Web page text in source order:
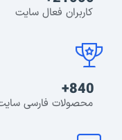
کاربران فعال سایت
840+
محصولات فارسی